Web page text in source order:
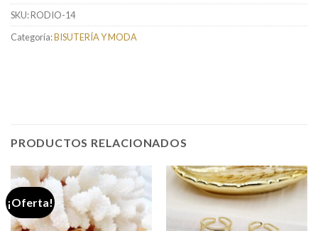
SKU:RODIO-14
Categoría:BISUTERÍA Y MODA
PRODUCTOS RELACIONADOS
¡Oferta!